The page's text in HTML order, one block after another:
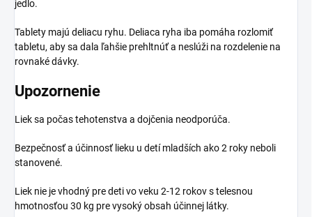
jedlo.
Tablety majú deliacu ryhu. Deliaca ryha iba pomáha rozlomiť
tabletu, aby sa dala ľahšie prehltnúť a neslúži na rozdelenie na
rovnaké dávky.
Upozornenie
Liek sa počas tehotenstva a dojčenia neodporúča.
Bezpečnosť a účinnosť lieku u detí mladších ako 2 roky neboli
stanovené.
Liek nie je vhodný pre deti vo veku 2-12 rokov s telesnou
hmotnosťou 30 kg pre vysoký obsah účinnej látky.